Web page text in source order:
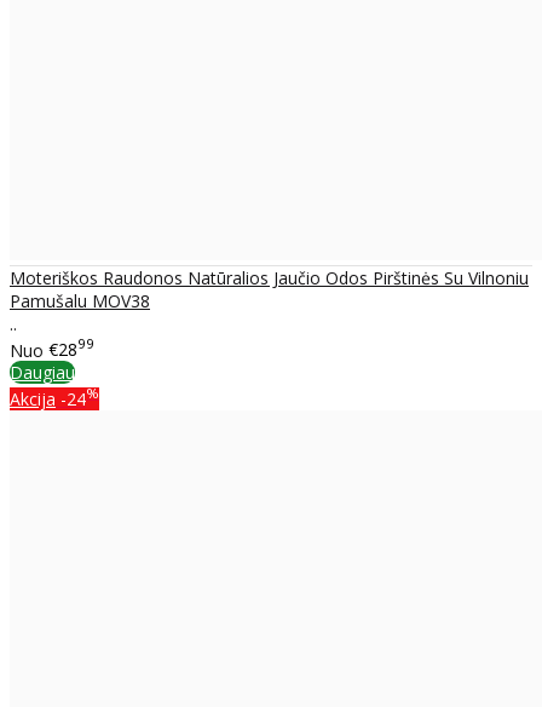
Moteriškos Raudonos Natūralios Jaučio Odos Pirštinės Su Vilnoniu
Pamušalu MOV38
..
Nuo €2899
Daugiau
Akcija -24%